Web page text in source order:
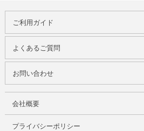
ご利用ガイド
よくあるご質問
お問い合わせ
会社概要
プライバシーポリシー